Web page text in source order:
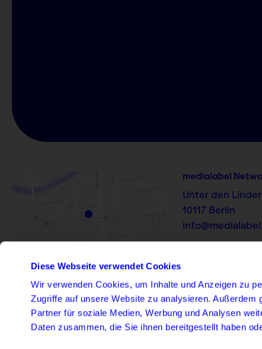
Diese Webseite verwendet Cookies
Wir verwenden Cookies, um Inhalte und Anzeigen zu
Zugriffe auf unsere Website zu analysieren.
Partner für soziale Medien, Werbung und Analysen
Daten zusammen, die Sie ihnen bereitgestellt haben
medialabel
Unter den
10117 Berlin
LinkedIn Instagram